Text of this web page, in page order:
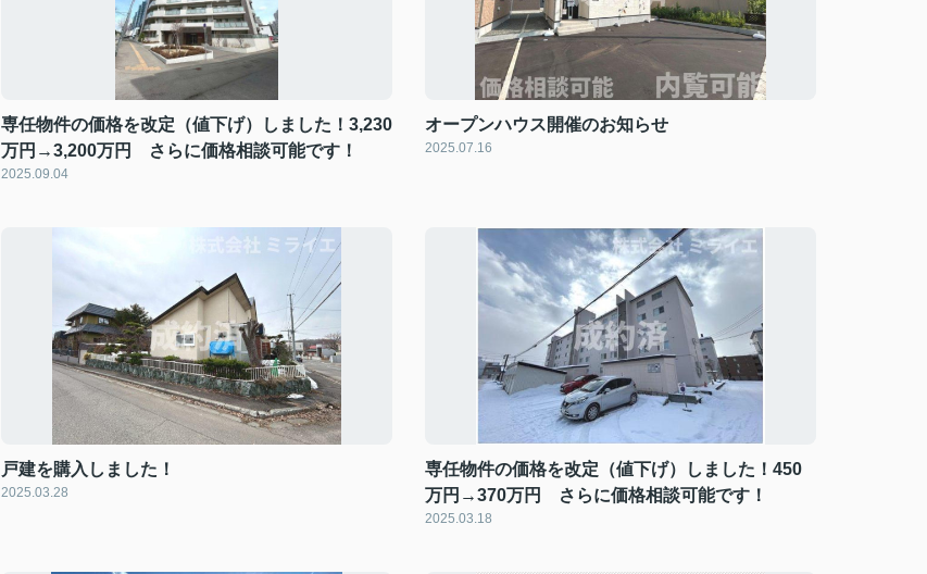
専任物件の価格を改定（値下げ）しました！3,230
万円→3,200万円 さらに価格相談可能です！
2025.09.04
オープンハウス開催のお知らせ
2025.07.16
戸建を購入しました！
2025.03.28
専任物件の価格を改定（値下げ）しました！450
万円→370万円 さらに価格相談可能です！
2025.03.18